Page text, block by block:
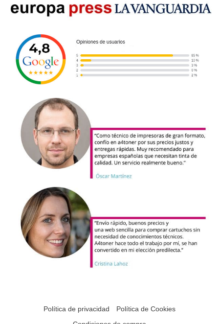
Política de privacidad
Política de Cookies